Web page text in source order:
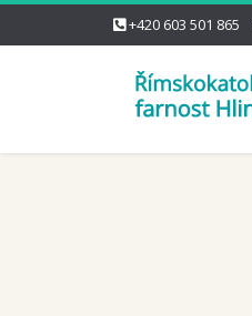
+420 603 501 865